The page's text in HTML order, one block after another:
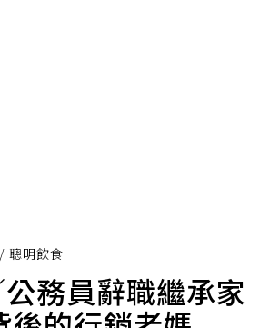
/ 聰明飲食
務員辭職繼承家